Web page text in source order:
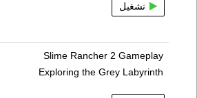
تشغيل
Slime Rancher 2 Gameplay
Exploring the Grey Labyrinth